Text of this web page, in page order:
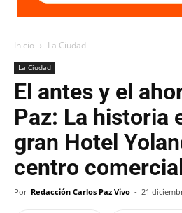
Inicio La Ciudad
La Ciudad
El antes y el
Paz: La historia
gran Hotel
centro
Por Redacción Carlos Paz Vivo - 21